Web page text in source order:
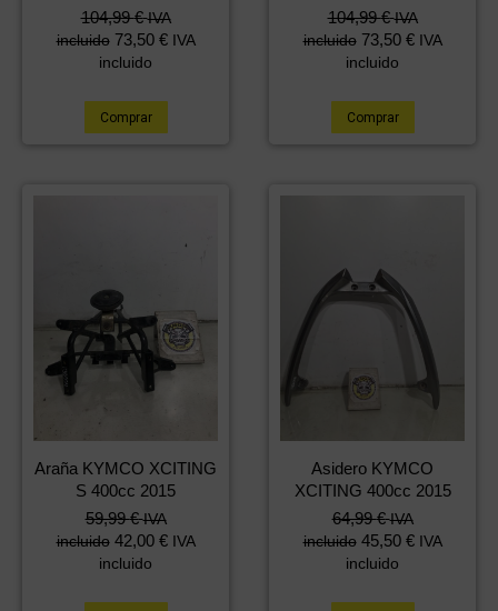
104,99€ IVA
incluido 73,50 € IVA
incluido
Comprar
104,99€ IVA
incluido 73,50 € IVA
incluido
Comprar
Araña KYMCO XCITING
S 400cc 2015
59,99€ IVA
incluido 42,00 € IVA
incluido
Asidero KYMCO
XCITING 400cc 2015
64,99€ IVA
incluido 45,50 € IVA
incluido